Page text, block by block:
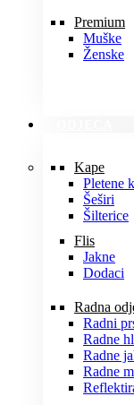
Premium
Muške
Ženske
Kape
Pletene
Šeširi
Šilterice
Flis
Jakne
Dodaci
Radna
Radni
Radne
Radne
Radne